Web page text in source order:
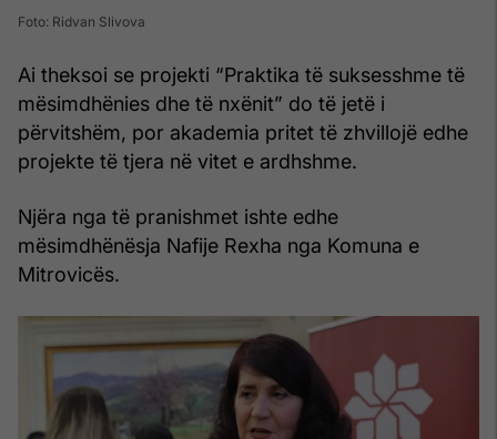
Foto: Ridvan Slivova
Ai theksoi se projekti “Praktika të suksesshme të
mësimdhënies dhe të nxënit” do të jetë i
përvitshëm, por akademia pritet të zhvillojë edhe
projekte të tjera në vitet e ardhshme.
Njëra nga të pranishmet ishte edhe
mësimdhënësja Nafije Rexha nga Komuna e
Mitrovicës.